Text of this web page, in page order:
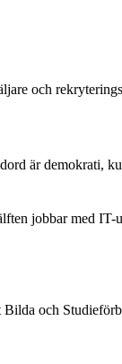
och
är demokrati,
jobbar med
och